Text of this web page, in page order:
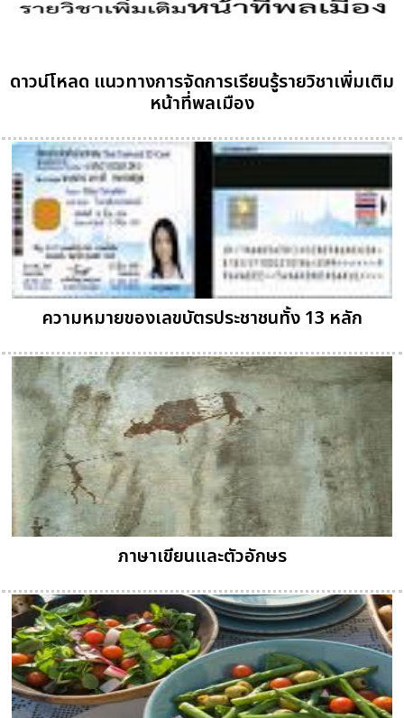
ดาวน์โหลด แนวทางการจัดการเรียนรู้รายวิชาเพิ่มเติม
หน้าที่พลเมือง
ความหมายของเลขบัตรประชาชนทั้ง 13 หลัก
ภาษาเขียนและตัวอักษร